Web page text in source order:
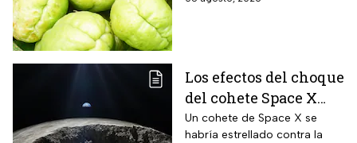
Los efectos del choque
del cohete Space X
contra la Luna
Un cohete de Space X se
habría estrellado contra la